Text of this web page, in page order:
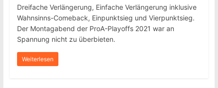
Dreifache Verlängerung, Einfache Verlängerung inklusive
Wahnsinns-Comeback, Einpunktsieg und Vierpunktsieg.
Der Montagabend der ProA-Playoffs 2021 war an
Spannung nicht zu überbieten.
Weiterlesen